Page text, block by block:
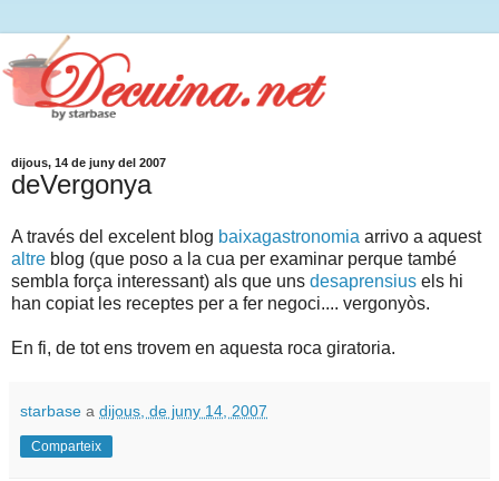
dijous, 14 de juny del 2007
deVergonya
A través del excelent blog baixagastronomia arrivo a aquest
altre blog (que poso a la cua per examinar perque també
sembla força interessant) als que uns desaprensius els hi
han copiat les receptes per a fer negoci.... vergonyòs.
En fi, de tot ens trovem en aquesta roca giratoria.
starbase a dijous, de juny 14, 2007
Comparteix